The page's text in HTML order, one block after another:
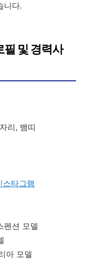
니다.
필 및 경력사
리, 뱀띠
스타그램
펜션 모델
아 모델